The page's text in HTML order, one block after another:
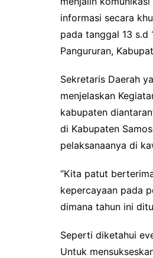
informasi secara
pada tanggal 13
Pangururan,
Sekretaris Daerah
menjelaskan
kabupaten
di Kabupaten
pelaksanaanya di
“Kita patut
kepercayaan pada
dimana tahun ini
Seperti diketahui
Untuk